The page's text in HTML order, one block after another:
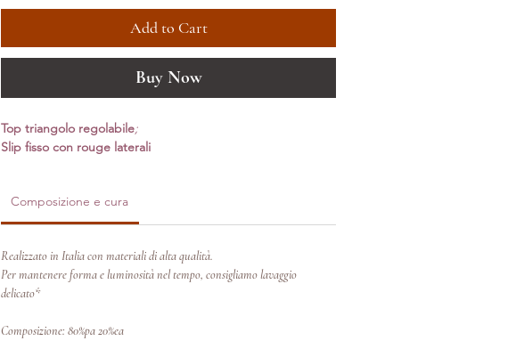
Add to Cart
Buy Now
Top triangolo regolabile;
Slip fisso con rouge laterali
Composizione e cura
Realizzato in Italia con materiali di alta qualità.
Per mantenere forma e luminosità nel tempo, consigliamo lavaggio
delicato*
Composizione: 80%pa 20%ea